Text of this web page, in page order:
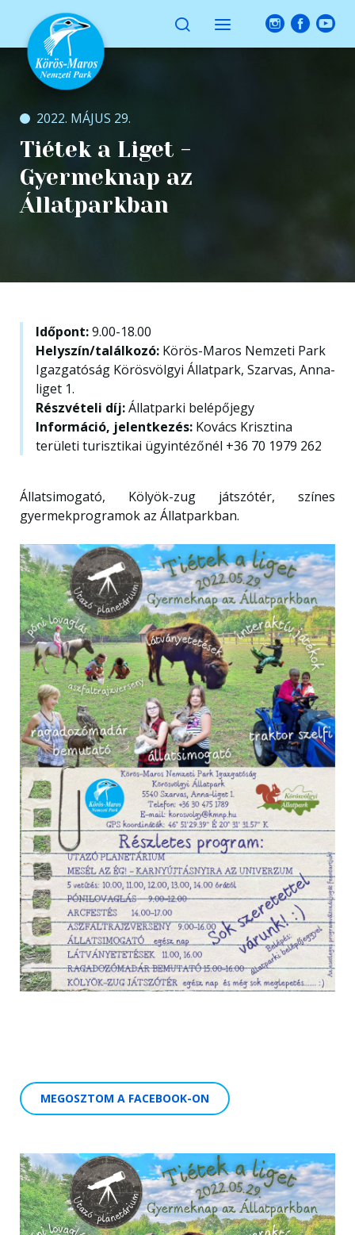
2022. MÁJUS 29.
Tiétek a Liget -
Gyermeknap az
Állatparkban
Időpont:9.00-18.00
Helyszín/találkozó:Körös-Maros Nemzeti Park
Igazgatóság Körösvölgyi Állatpark, Szarvas, Anna-
liget 1.
Részvételi díj:Állatparki belépőjegy
Információ, jelentkezés:Kovács Krisztina
területi turisztikai ügyintézőnél +36 70 1979 262
Állatsimogató, Kölyök-zug játszótér, színes
gyermekprogramok az Állatparkban.
MEGOSZTOM A FACEBOOK-ON